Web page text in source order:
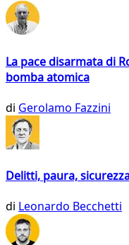
La pace disarmata di
bomba atomica
di Gerolamo Fazzini
Delitti, paura,
di Leonardo Becchetti